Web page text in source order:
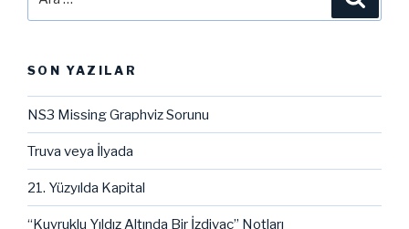
SON YAZILAR
NS3 Missing Graphviz Sorunu
Truva veya İlyada
21. Yüzyılda Kapital
“Kuyruklu Yıldız Altında Bir İzdivaç” Notları